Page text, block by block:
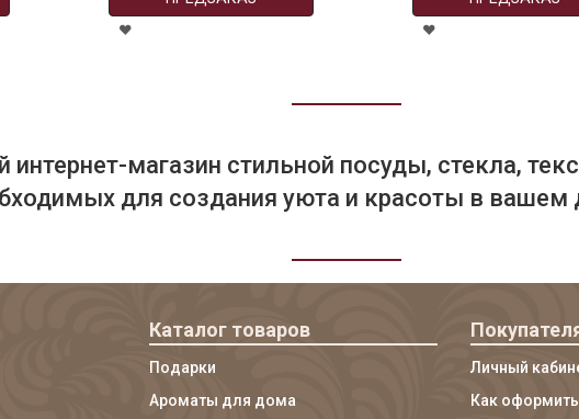
интернет-магазин стильной посуды, стекла,
для создания уюта и красоты в вашем
Каталог товаров
Подарки
Ароматы для дома
Личный
Как оформить